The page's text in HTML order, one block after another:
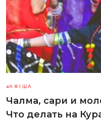
АФІША
Чалма, сари и
Что делать на